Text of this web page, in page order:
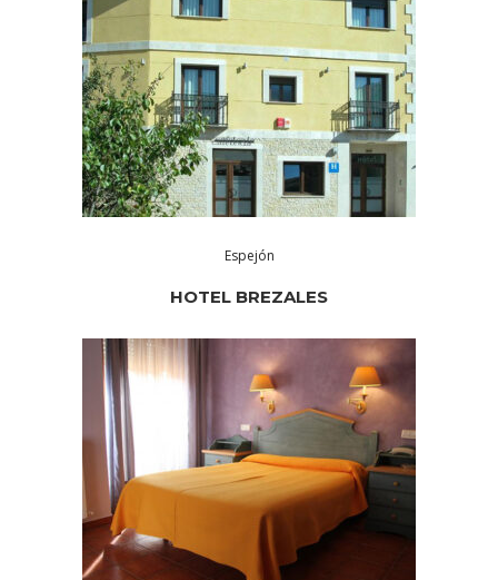
Espejón
HOTEL BREZALES